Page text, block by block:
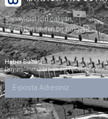
Sanayicisi için çalışan,
ülkesi için üreten bir bölgeyiz…
Haber Bülteni
Duyurularımızdan ilk siz haberdar olun.